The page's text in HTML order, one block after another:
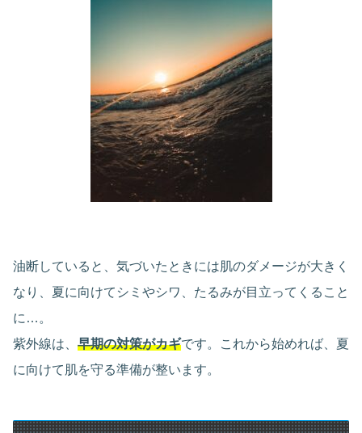
油断していると、気づいたときには肌のダメージが大きく
なり、夏に向けてシミやシワ、たるみが目立ってくること
に…。
紫外線は、 早期の対策がカギです。これから始めれば、夏
に向けて肌を守る準備が整います。